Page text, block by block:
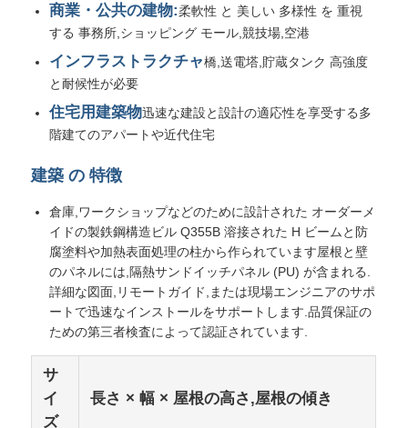
ブログ
引金 を 求め て ください
プレハブ鋼構造
鋼構造倉庫
スチール構造ワークショップ
鋼構造の建物
鋼構造構造
スチールフレームビルディング
商業・公共の建物:柔軟性 と 美しい 多様性 を 重視
する 事務所,ショッピング モール,競技場,空港
インフラストラクチャ橋,送電塔,貯蔵タンク 高強度
と耐候性が必要
住宅用建築物迅速な建設と設計の適応性を享受する多
階建てのアパートや近代住宅
建築 の 特徴
倉庫,ワークショップなどのために設計された オーダーメ
イドの製鉄鋼構造ビル Q355B 溶接された H ビームと防
腐塗料や加熱表面処理の柱から作られています屋根と壁
のパネルには,隔熱サンドイッチパネル (PU) が含まれる.
詳細な図面,リモートガイド,または現場エンジニアのサポ
ートで迅速なインストールをサポートします.品質保証の
ための第三者検査によって認証されています.
サ
イ
ズ
長さ × 幅 × 屋根の高さ,屋根の傾き